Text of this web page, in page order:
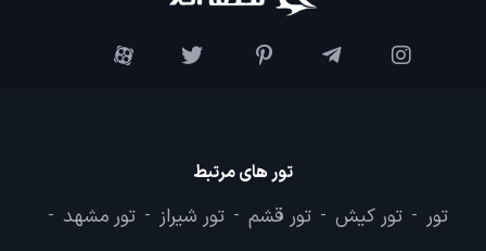
تور های مرتبط
تور - تور کیش - تور قشم - تور شیراز - تور مشهد -